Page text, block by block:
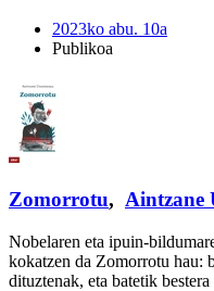
2023ko abu. 10a
Publikoa
Zomorrotu, Aintzane
Nobelaren eta ipuin-
kokatzen da Zomorrotu hau:
dituztenak, eta batetik